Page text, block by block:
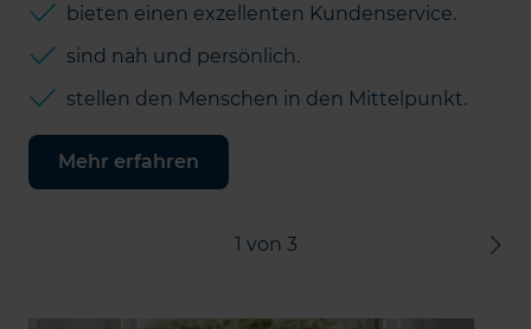
bieten einen exzellenten Kundenservice.
sind nah und persönlich.
stellen den Menschen in den Mittelpunkt.
Mehr erfahren
1 von 3